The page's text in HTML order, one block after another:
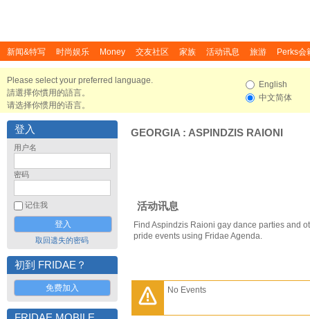
新闻&特写 时尚娱乐 Money 交友社区 家族 活动讯息 旅游 Perks会
Please select your preferred language.
請選擇你慣用的語言。
请选择你惯用的语言。
English
中文简体
登入
用户名
密码
记住我
取回遗失的密码
初到 FRIDAE？
免费加入
GEORGIA : ASPINDZIS RAIONI
活动讯息
Find Aspindzis Raioni gay dance parties and
pride events using Fridae Agenda.
No Events